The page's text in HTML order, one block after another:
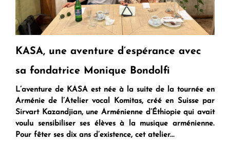
KASA, une aventure d’espérance avec
sa fondatrice Monique Bondolfi
L’aventure de KASA est née à la suite de la tournée en
Arménie de l’Atelier vocal Komitas, créé en Suisse par
Sirvart Kazandjian, une Arménienne d’Éthiopie qui avait
voulu sensibiliser ses élèves à la musique arménienne.
Pour fêter ses dix ans d’existence, cet atelier...